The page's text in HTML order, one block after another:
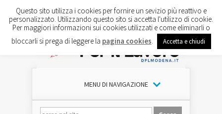
MENU DI NAVIGAZIONE
Questo sito utilizza i cookies per fornire un sevizio più reattivo e
personalizzato. Utilizzando questo sito si accetta l'utilizzo di cookie.
Per maggiori informazioni sui cookies utilizzati e come eliminarli o
bloccarli si prega di leggere la pagina cookies Accetta e chiudi